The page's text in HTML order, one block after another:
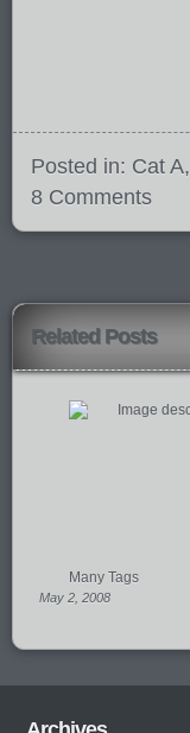
Posted in: Cat A,
8 Comments
Related Posts
Many Tags
May 2, 2008